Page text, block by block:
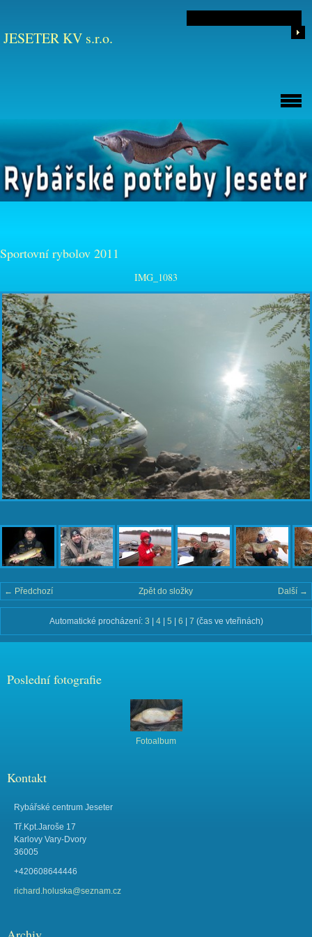
JESETER KV s.r.o.
Sportovní rybolov 2011
IMG_1083
← Předchozí Další →
Zpět do složky
Automatické procházení: 3 4| 5 6 7 (čas ve vteřinách)
Poslední fotografie
Fotoalbum
Kontakt
Rybářské centrum Jeseter
Tř.Kpt.Jaroše 17
Karlovy Vary-Dvory
36005
+420608644446
richard.holuska@seznam.cz